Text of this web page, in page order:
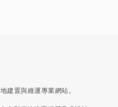
建置與維運專業網站。